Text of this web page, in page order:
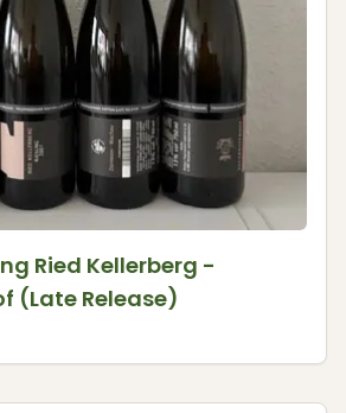
Ried Kellerberg -
(Late Release)